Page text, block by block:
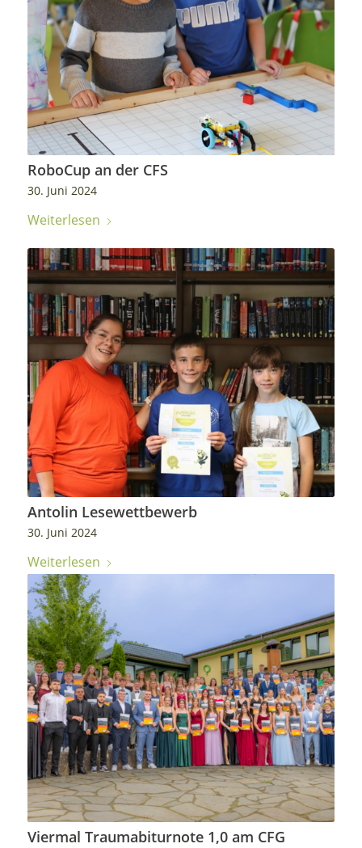
RoboCup an der CFS
30. Juni 2024
Weiterlesen
Antolin Lesewettbewerb
30. Juni 2024
Weiterlesen
Viermal Traumabiturnote 1,0 am CFG